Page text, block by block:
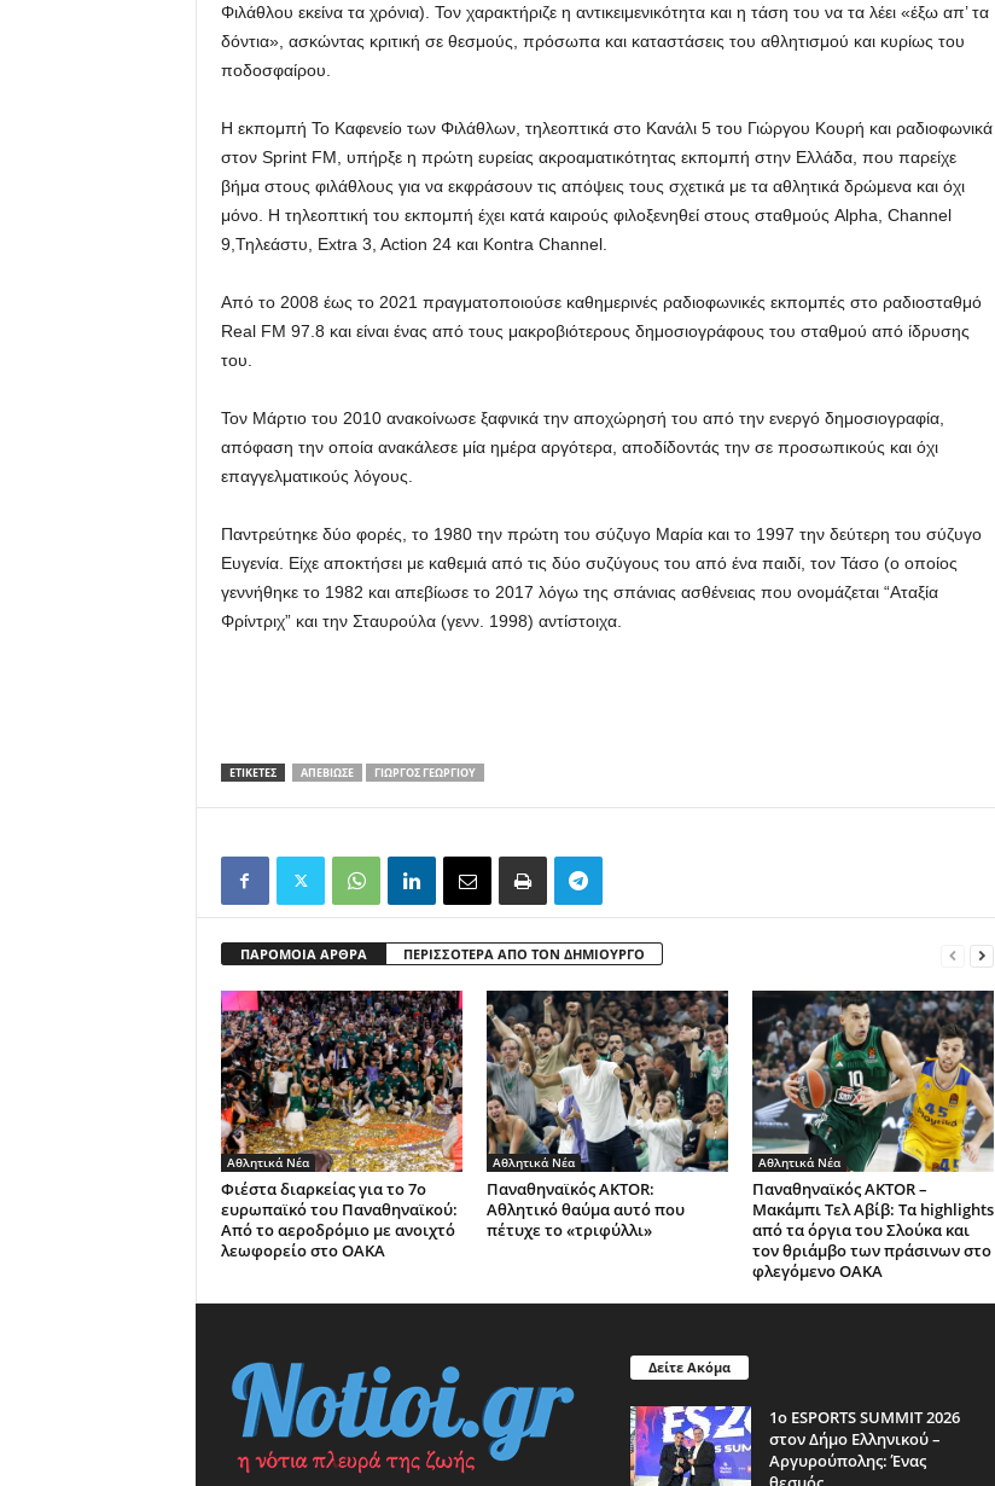
Φιλάθλου εκείνα τα χρόνια). Τον χαρακτήριζε η αντικειμενικότητα και η τάση του να τα λέει «έξω απ’ τα
δόντια», ασκώντας κριτική σε θεσμούς, πρόσωπα και καταστάσεις του αθλητισμού και κυρίως του
ποδοσφαίρου.
Η εκπομπή Το Καφενείο των Φιλάθλων, τηλεοπτικά στο Κανάλι 5 του Γιώργου Κουρή και ραδιοφωνικά
στον Sprint FM, υπήρξε η πρώτη ευρείας ακροαματικότητας εκπομπή στην Ελλάδα, που παρείχε
βήμα στους φιλάθλους για να εκφράσουν τις απόψεις τους σχετικά με τα αθλητικά δρώμενα και όχι
μόνο. Η τηλεοπτική του εκπομπή έχει κατά καιρούς φιλοξενηθεί στους σταθμούς Alpha, Channel
9,Τηλεάστυ, Extra 3, Action 24 και Kontra Channel.
Από το 2008 έως το 2021 πραγματοποιούσε καθημερινές ραδιοφωνικές εκπομπές στο ραδιοσταθμό
Real FM 97.8 και είναι ένας από τους μακροβιότερους δημοσιογράφους του σταθμού από ίδρυσης
του.
Τον Μάρτιο του 2010 ανακοίνωσε ξαφνικά την αποχώρησή του από την ενεργό δημοσιογραφία,
απόφαση την οποία ανακάλεσε μία ημέρα αργότερα, αποδίδοντάς την σε προσωπικούς και όχι
επαγγελματικούς λόγους.
Παντρεύτηκε δύο φορές, το 1980 την πρώτη του σύζυγο Μαρία και το 1997 την δεύτερη του σύζυγο
Ευγενία. Είχε αποκτήσει με καθεμιά από τις δύο συζύγους του από ένα παιδί, τον Τάσο (ο οποίος
γεννήθηκε το 1982 και απεβίωσε το 2017 λόγω της σπάνιας ασθένειας που ονομάζεται “Αταξία
Φρίντριχ” και την Σταυρούλα (γενν. 1998) αντίστοιχα.
ΕΤΙΚΕΤΕΣ ΑΠΕΒΊΩΣΕ ΓΙΩΡΓΟΣ ΓΕΩΡΓΊΟΥ
ΠΑΡΟΜΟΙΑ ΑΡΘΡΑ ΠΕΡΙΣΣΟΤΕΡΑ ΑΠΟ ΤΟΝ ΔΗΜΙΟΥΡΓΟ
Αθλητικά Νέα
Φιέστα διαρκείας για το 7ο
ευρωπαϊκό του Παναθηναϊκού:
Από το αεροδρόμιο με ανοιχτό
λεωφορείο στο ΟΑΚΑ
Αθλητικά Νέα
Παναθηναϊκός AKTOR:
Αθλητικό θαύμα αυτό που
πέτυχε το «τριφύλλι»
Αθλητικά Νέα
Παναθηναϊκός AKTOR –
Μακάμπι Τελ Αβίβ: Τα highlights
από τα όργια του Σλούκα και
τον θριάμβο των πράσινων στο
φλεγόμενο ΟΑΚΑ
Δείτε Ακόμα
1ο ESPORTS SUMMIT 2026
στον Δήμο Ελληνικού –
Αργυρούπολης: Ένας